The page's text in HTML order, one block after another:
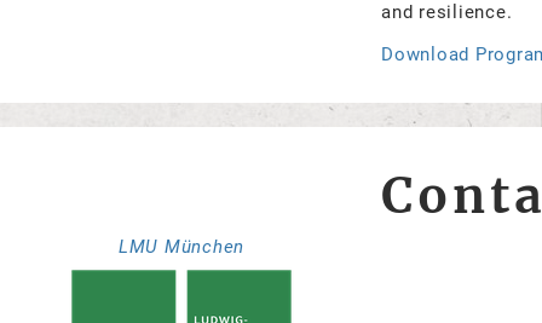
and resilience.
Download
LMU München